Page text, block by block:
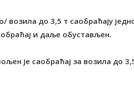
возила до 3,5 т саобраћају
и даље обустављен.
је саобраћај за возила до